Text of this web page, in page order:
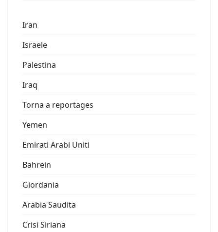
Iran
Israele
Palestina
Iraq
Torna a reportages
Yemen
Emirati Arabi Uniti
Bahrein
Giordania
Arabia Saudita
Crisi Siriana